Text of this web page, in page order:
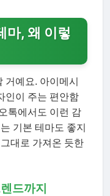
마, 왜 이렇
예요. 아이메시
인이 주는 편안함
톡에서도 이런 감
기본 테마도 좋지
대로 가져온 듯한
드까지